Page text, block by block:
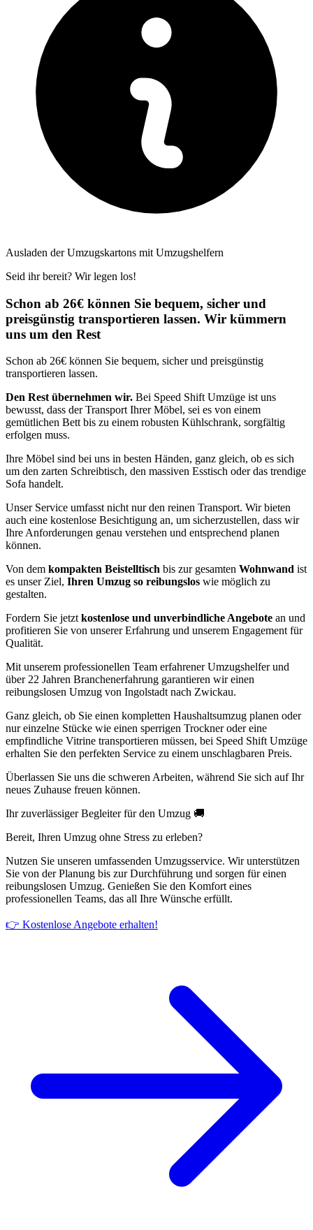
Ausladen der Umzugskartons mit Umzugshelfern
Seid ihr bereit? Wir legen los!
Schon ab 26€ können Sie bequem, sicher und
preisgünstig transportieren lassen. Wir kümmern
uns um den Rest
Schon ab 26€ können Sie bequem, sicher und preisgünstig
transportieren lassen.
Den Rest übernehmen wir. Bei Speed Shift Umzüge ist uns
bewusst, dass der Transport Ihrer Möbel, sei es von einem
gemütlichen Bett bis zu einem robusten Kühlschrank, sorgfältig
erfolgen muss.
Ihre Möbel sind bei uns in besten Händen, ganz gleich, ob es sich
um den zarten Schreibtisch, den massiven Esstisch oder das trendige
Sofa handelt.
Unser Service umfasst nicht nur den reinen Transport. Wir bieten
auch eine kostenlose Besichtigung an, um sicherzustellen, dass wir
Ihre Anforderungen genau verstehen und entsprechend planen
können.
Von dem kompakten Beistelltisch bis zur gesamten Wohnwand ist
es unser Ziel, Ihren Umzug so reibungslos wie möglich zu
gestalten.
Fordern Sie jetzt kostenlose und unverbindliche Angebote an und
profitieren Sie von unserer Erfahrung und unserem Engagement für
Qualität.
Mit unserem professionellen Team erfahrener Umzugshelfer und
über 22 Jahren Branchenerfahrung garantieren wir einen
reibungslosen Umzug von Ingolstadt nach Zwickau.
Ganz gleich, ob Sie einen kompletten Haushaltsumzug planen oder
nur einzelne Stücke wie einen sperrigen Trockner oder eine
empfindliche Vitrine transportieren müssen, bei Speed Shift Umzüge
erhalten Sie den perfekten Service zu einem unschlagbaren Preis.
Überlassen Sie uns die schweren Arbeiten, während Sie sich auf Ihr
neues Zuhause freuen können.
Ihr zuverlässiger Begleiter für den Umzug 🚚
Bereit, Ihren Umzug ohne Stress zu erleben?
Nutzen Sie unseren umfassenden Umzugsservice. Wir unterstützen
Sie von der Planung bis zur Durchführung und sorgen für einen
reibungslosen Umzug. Genießen Sie den Komfort eines
professionellen Teams, das all Ihre Wünsche erfüllt.
👉 Kostenlose Angebote erhalten!